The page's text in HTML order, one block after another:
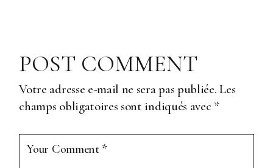
POST COMMENT
Votre adresse e-mail ne sera pas publiée. Les
champs obligatoires sont indiqués avec *